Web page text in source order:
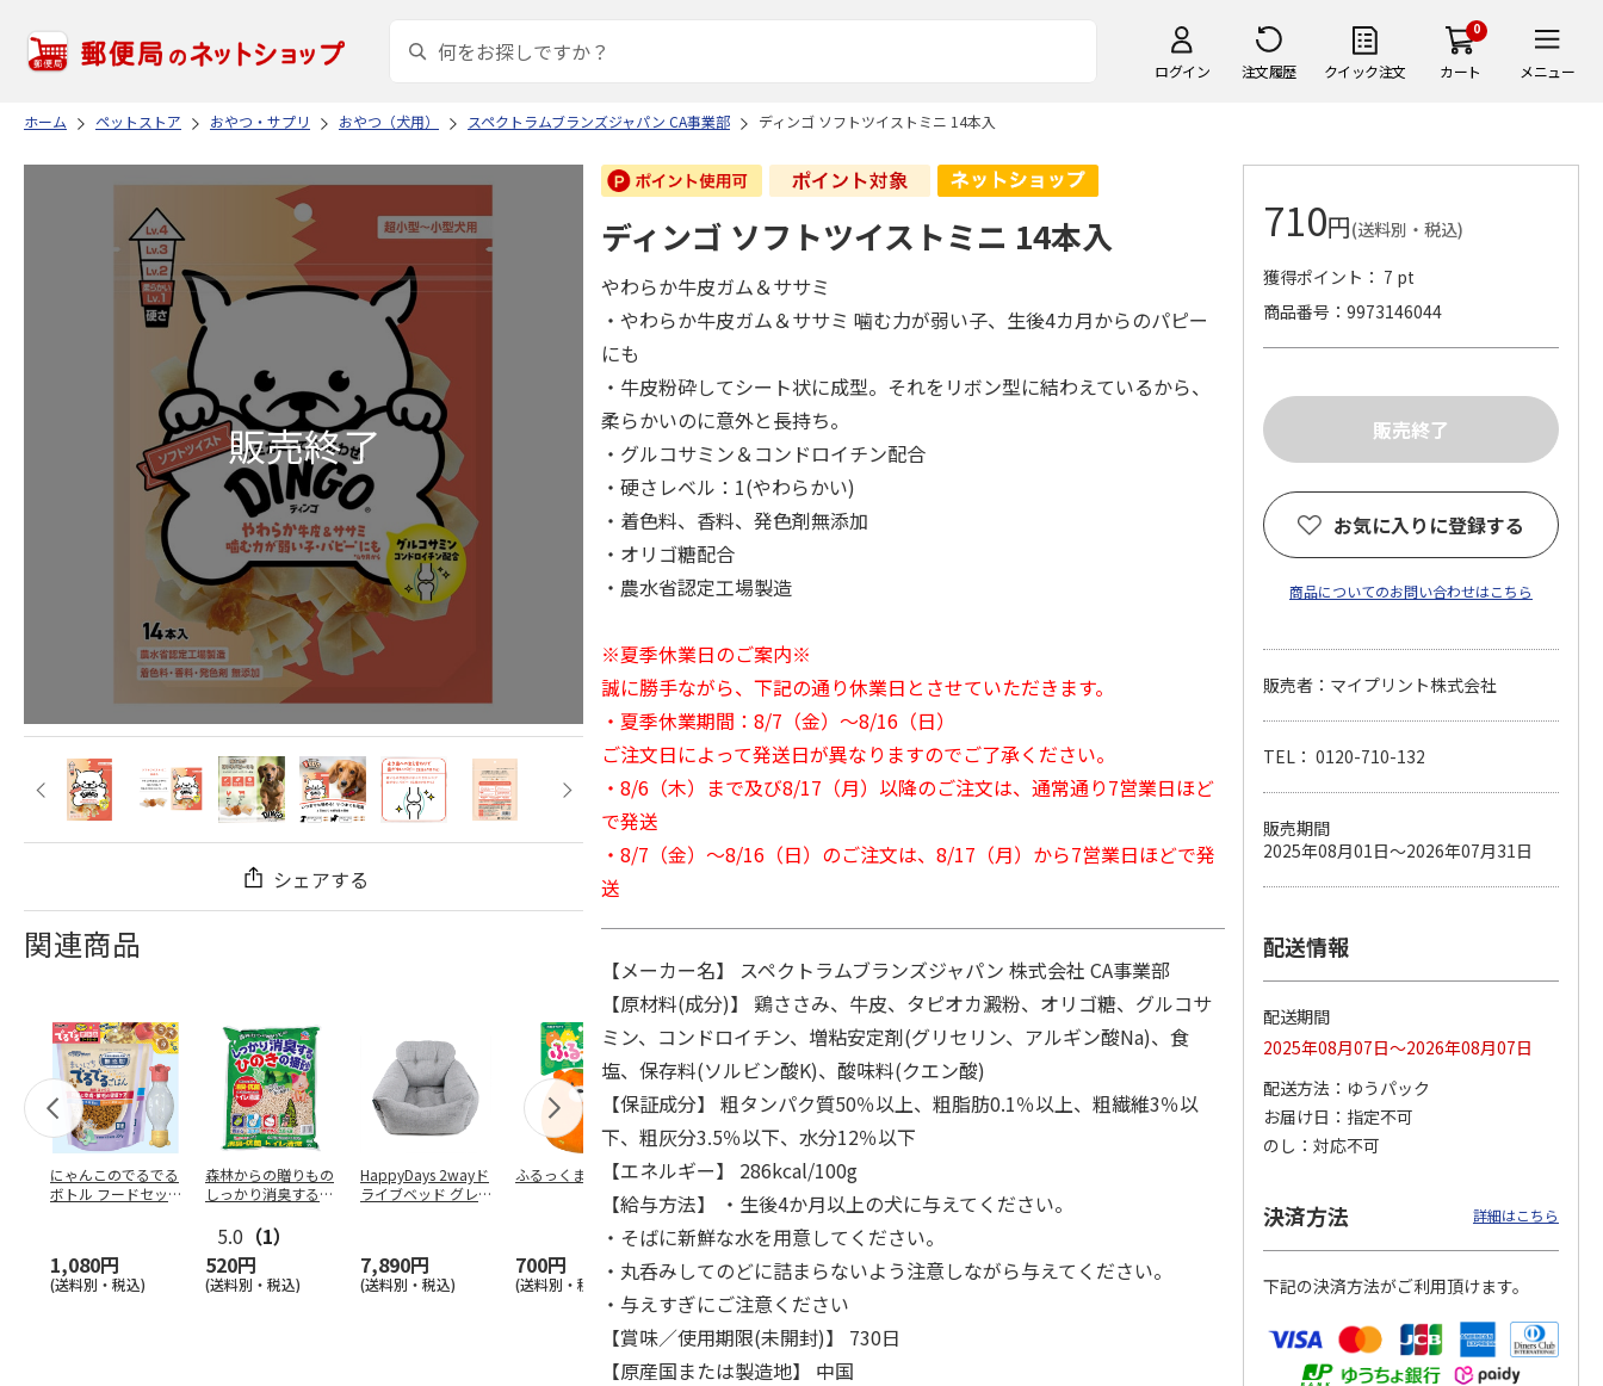
ログイン 注文履歴 クイック注文
0
カート メニュー
ホーム ペットストア おやつ・サプリ おやつ（犬用） スペクトラムブランズジャパン CA事業部 ディンゴ ソフトツイストミニ 14本入
シェアする
関連商品
にゃんこのでるでる
ボトル フードセッ
1,080円
(送料別・税込)
森林からの贈りもの
しっかり消臭するひ
5.0 （1）
520円
(送料別・税込)
HappyDays 2wayド
ライブベッド グレ
7,890円
(送料別・税込)
ふるっくま みかん
700円
(送料別・税込)
デオトイレ 飛び散
らない消臭・抗菌サ
ンド 4L
1,320円
(送料別・税込)
獣医師開発 ニオイ
をとる砂専用 猫ト
イレ ナチュラルグ
レー
1,550円
(送料別・税込)
ムデンタルコーン
ぐるぐるボーン型 S
470円
(送料別・税込)
120円
(送料別・税込)
ローラルの香り
(送料別・税込)
えBOX とりささ…
(送料別・税込)
ディンゴ ソフトツイストミニ 14本入
やわらか牛皮ガム＆ササミ
・やわらか牛皮ガム＆ササミ 噛む力が弱い子、生後4カ月からのパピー
にも
・牛皮粉砕してシート状に成型。それをリボン型に結わえているから、
柔らかいのに意外と長持ち。
・グルコサミン＆コンドロイチン配合
・硬さレベル：1(やわらかい)
・着色料、香料、発色剤無添加
・オリゴ糖配合
・農水省認定工場製造
※夏季休業日のご案内※
誠に勝手ながら、下記の通り休業日とさせていただきます。
・夏季休業期間：8/7（金）～8/16（日）
ご注文日によって発送日が異なりますのでご了承ください。
・8/6（木）まで及び8/17（月）以降のご注文は、通常通り7営業日ほど
で発送
・8/7（金）～8/16（日）のご注文は、8/17（月）から7営業日ほどで発
送
【メーカー名】 スペクトラムブランズジャパン 株式会社 CA事業部
【原材料(成分)】 鶏ささみ、牛皮、タピオカ澱粉、オリゴ糖、グルコサ
ミン、コンドロイチン、増粘安定剤(グリセリン、アルギン酸Na)、食
塩、保存料(ソルビン酸K)、酸味料(クエン酸)
【保証成分】 粗タンパク質50％以上、粗脂肪0.1％以上、粗繊維3％以
下、粗灰分3.5％以下、水分12％以下
【エネルギー】 286kcal/100g
【給与方法】 ・生後4か月以上の犬に与えてください。
・そばに新鮮な水を用意してください。
・丸呑みしてのどに詰まらないよう注意しながら与えてください。
・与えすぎにご注意ください
【賞味／使用期限(未開封)】 730日
【原産国または製造地】 中国
710円(送料別・税込)
獲得ポイント： 7 pt
商品番号
9973146044
お気に入りに登録する
商品についてのお問い合わせはこちら
販売者：マイプリント株式会社
TEL： 0120-710-132
販売期間
2025年08月01日～2026年07月31日
配送情報
配送期間
2025年08月07日～2026年08月07日
配送方法
ゆうパック
お届け日
指定不可
のし
対応不可
決済方法 詳細はこちら
下記の決済方法がご利用頂けます。